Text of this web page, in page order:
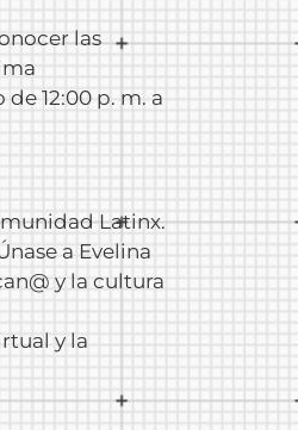
las
12:00 p. m. a
Latinx.
a Evelina
y la cultura
y la